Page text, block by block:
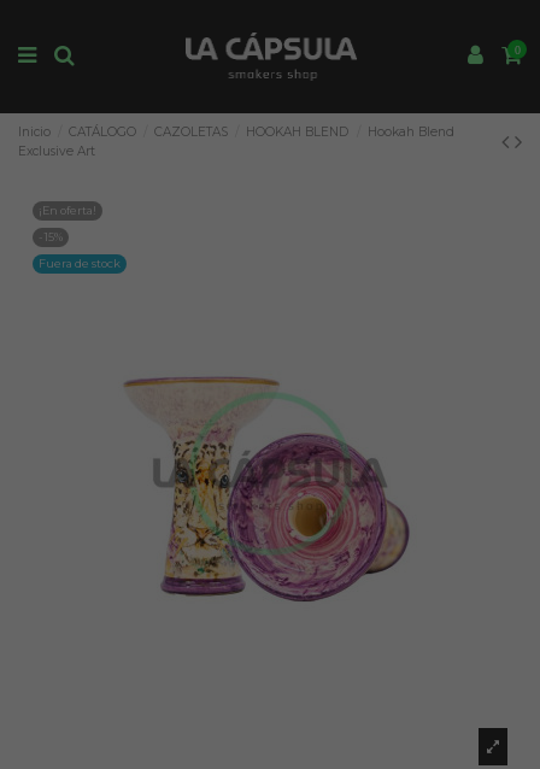
0
Inicio CATÁLOGO CAZOLETAS HOOKAH BLEND
Hookah Blend
Exclusive Art
¡En oferta!
-15%
Fuera de stock